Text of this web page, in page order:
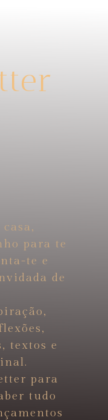
para te
te e
de
textos e
para
tudo